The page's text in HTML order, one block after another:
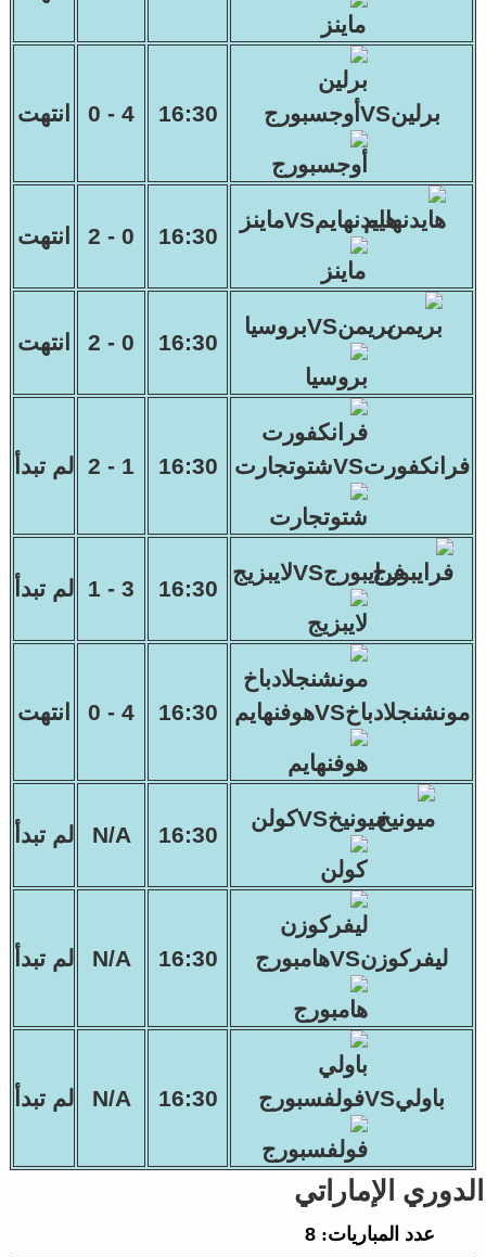
برلينVSأوجسبورج 16:30
4 - 0 انتهت
هايدنهايمVSماينز
16:30
0 - 2 انتهت
بريمنVSبروسيا
16:30
0 - 2 انتهت
فرانكفورتVSشتوتجارت 16:30
1 - 2 لم تبدأ
فرايبورجVSلايبزيج
16:30
3 - 1 لم تبدأ
مونشنجلادباخVSهوفنهايم 16:30
4 - 0 انتهت
ميونيخVSكولن
16:30
N/A لم تبدأ
ليفركوزنVSهامبورج 16:30
N/A لم تبدأ
باوليVSفولفسبورج 16:30
N/A لم تبدأ
الدوري الإماراتي
عدد المباريات:8